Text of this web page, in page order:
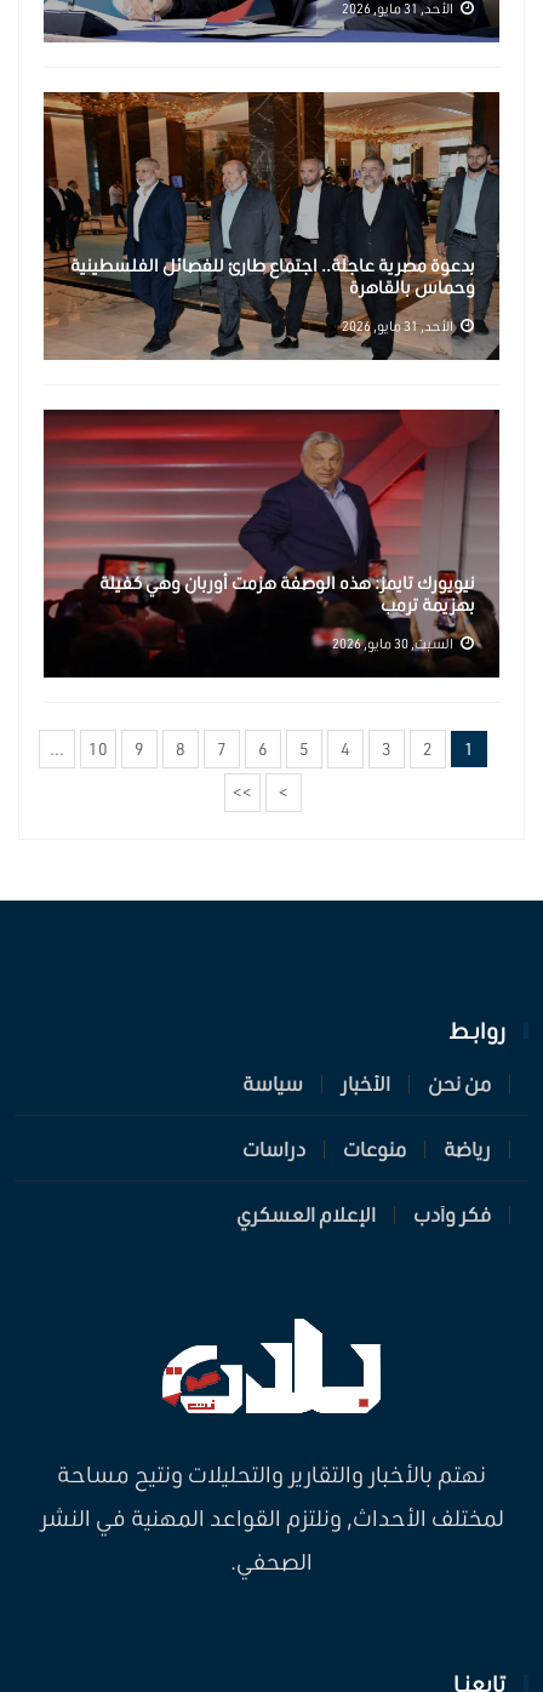
الأحد, 31 مايو, 2026
بدعوة مصرية عاجلة.. اجتماع طارئ للفصائل الفلسطينية
وحماس بالقاهرة
الأحد, 31 مايو, 2026
نيويورك تايمز: هذه الوصفة هزمت أوربان وهي كفيلة
بهزيمة ترمب
السبت, 30 مايو, 2026
1
2
3
4
5
6
7
8
9
10
…
>
>>
روابـط
من نحن الأخبار سياسة
رياضة منوعات دراسات
فكر وأدب الإعلام العسكري
نهتم بالأخبار والتقارير والتحليلات ونتيح مساحة
لمختلف الأحداث, ونلتزم القواعد المهنية في النشر
الصحفي.
تابعنـا